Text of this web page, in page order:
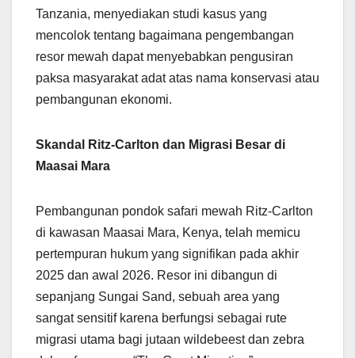
Tanzania, menyediakan studi kasus yang
mencolok tentang bagaimana pengembangan
resor mewah dapat menyebabkan pengusiran
paksa masyarakat adat atas nama konservasi atau
pembangunan ekonomi.
Skandal Ritz-Carlton dan Migrasi Besar di
Maasai Mara
Pembangunan pondok safari mewah Ritz-Carlton
di kawasan Maasai Mara, Kenya, telah memicu
pertempuran hukum yang signifikan pada akhir
2025 dan awal 2026. Resor ini dibangun di
sepanjang Sungai Sand, sebuah area yang
sangat sensitif karena berfungsi sebagai rute
migrasi utama bagi jutaan wildebeest dan zebra